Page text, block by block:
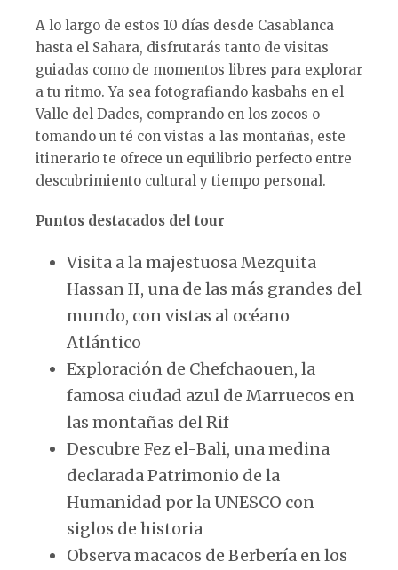
A lo largo de estos 10 días desde Casablanca
hasta el Sahara, disfrutarás tanto de visitas
guiadas como de momentos libres para explorar
a tu ritmo. Ya sea fotografiando kasbahs en el
Valle del Dades, comprando en los zocos o
tomando un té con vistas a las montañas, este
itinerario te ofrece un equilibrio perfecto entre
descubrimiento cultural y tiempo personal.
Puntos destacados del tour
Visita a la majestuosa Mezquita
Hassan II, una de las más grandes del
mundo, con vistas al océano
Atlántico
Exploración de Chefchaouen, la
famosa ciudad azul de Marruecos en
las montañas del Rif
Descubre Fez el-Bali, una medina
declarada Patrimonio de la
Humanidad por la UNESCO con
siglos de historia
Observa macacos de Berbería en los